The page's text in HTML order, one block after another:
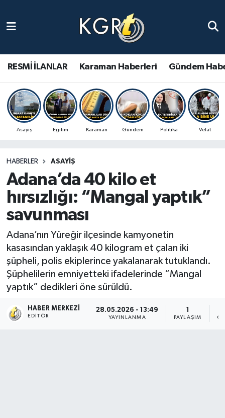
RESMİ İLANLAR Karaman Haberleri Gündem
Asayiş Eğitim Karaman Gündem Politika Vefat
HABERLER ASAYIŞ
Adana’da 40 kilo et
hırsızlığı: “Mangal yaptık”
savunması
Adana’nın Yüreğir ilçesinde kamyonetin
kasasından yaklaşık 40 kilogram et çalan iki
şüpheli, polis ekiplerince yakalanarak tutuklandı.
Şüphelilerin emniyetteki ifadelerinde “Mangal
yaptık” dedikleri öne sürüldü.
HABER MERKEZI
EDITÖR
28.05.2026 - 13:49
YAYINLANMA
1
PAYLAŞIM
Gündem Haberleri
Güncel Haberler
Spor Haberleri
Ulusal Haberler
Vefat Edenler